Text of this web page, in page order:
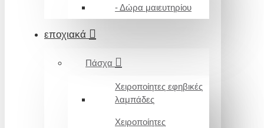
- Δώρα μαιευτηρίου
εποχιακά
Πάσχα
Χειροποίητες εφηβικές
λαμπάδες
Χειροποίητες